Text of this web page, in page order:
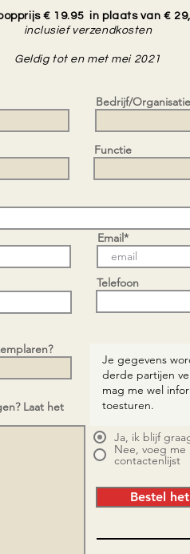
€ 19.95 in plaats van €
inclusief verzendkosten
Geldig tot en met mei 2021
Bedrijf/Organisatie
Functie
Email*
Telefoon
Laat het
Ja, ik blijf
Nee, voeg me
contactenlijst
Bestel